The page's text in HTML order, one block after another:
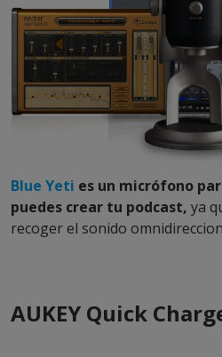
Blue Yeti es un micrófono
puedes crear tu podcast, ya
recoger el sonido
AUKEY Quick